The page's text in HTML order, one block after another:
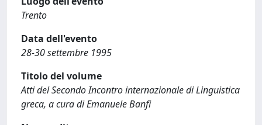
Trento
Data dell'evento
28-30 settembre 1995
Titolo del volume
Atti del Secondo Incontro internazionale di Linguistica
greca, a cura di Emanuele Banfi